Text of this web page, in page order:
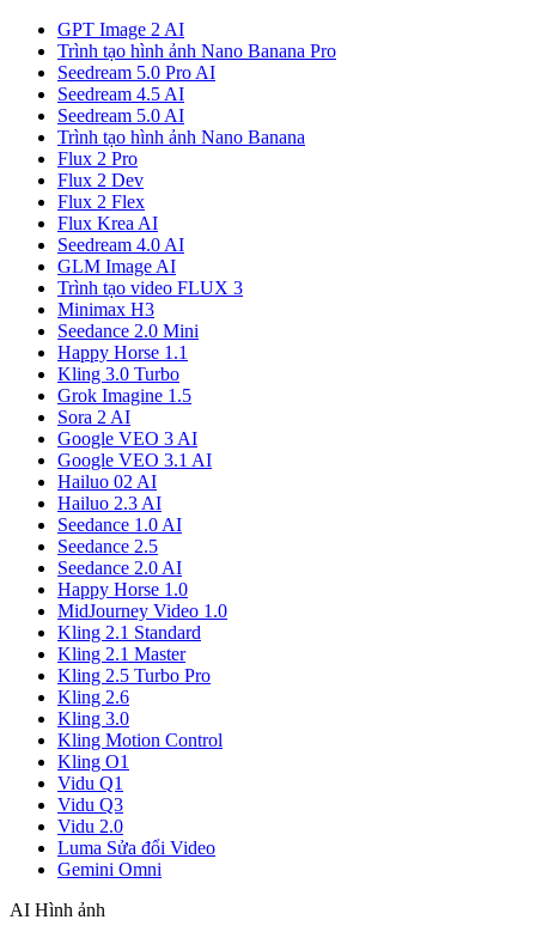
GPT Image 2 AI
Trình tạo hình ảnh Nano Banana Pro
Seedream 5.0 Pro AI
Seedream 4.5 AI
Seedream 5.0 AI
Trình tạo hình ảnh Nano Banana
Flux 2 Pro
Flux 2 Dev
Flux 2 Flex
Flux Krea AI
Seedream 4.0 AI
GLM Image AI
Trình tạo video FLUX 3
Minimax H3
Seedance 2.0 Mini
Happy Horse 1.1
Kling 3.0 Turbo
Grok Imagine 1.5
Sora 2 AI
Google VEO 3 AI
Google VEO 3.1 AI
Hailuo 02 AI
Hailuo 2.3 AI
Seedance 1.0 AI
Seedance 2.5
Seedance 2.0 AI
Happy Horse 1.0
MidJourney Video 1.0
Kling 2.1 Standard
Kling 2.1 Master
Kling 2.5 Turbo Pro
Kling 2.6
Kling 3.0
Kling Motion Control
Kling O1
Vidu Q1
Vidu Q3
Vidu 2.0
Luma Sửa đổi Video
Gemini Omni
AI Hình ảnh